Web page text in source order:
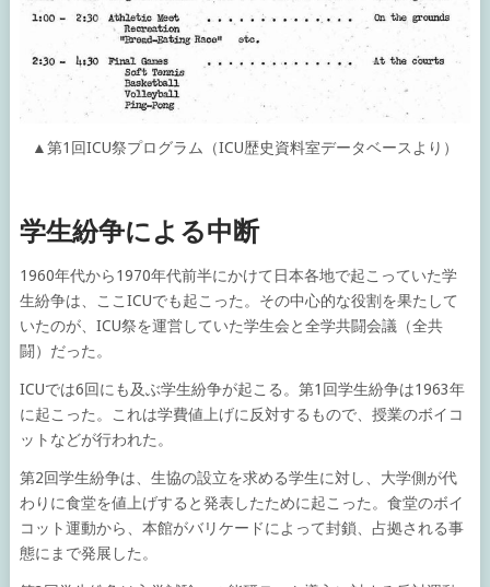
▲第1回ICU祭プログラム（ICU歴史資料室データベースより）
学生紛争による中断
1960年代から1970年代前半にかけて日本各地で起こっていた学
生紛争は、ここICUでも起こった。その中心的な役割を果たして
いたのが、ICU祭を運営していた学生会と全学共闘会議（全共
闘）だった。
ICUでは6回にも及ぶ学生紛争が起こる。第1回学生紛争は1963年
に起こった。これは学費値上げに反対するもので、授業のボイコ
ットなどが行われた。
第2回学生紛争は、生協の設立を求める学生に対し、大学側が代
わりに食堂を値上げすると発表したために起こった。食堂のボイ
コット運動から、本館がバリケードによって封鎖、占拠される事
態にまで発展した。